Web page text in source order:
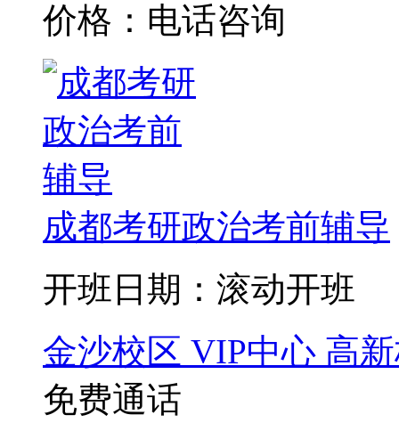
价格：电话咨询
成都考研政治考前辅导
开班日期：滚动开班
金沙校区 VIP中心 高
免费通话